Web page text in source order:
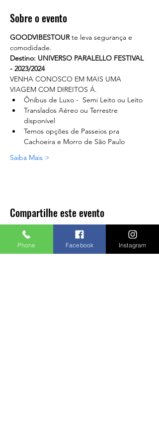
Sobre o evento
GOODVIBESTOUR te leva segurança e
comodidade.
Destino: UNIVERSO PARALELLO FESTIVAL
- 2023/2024
VENHA CONOSCO EM MAIS UMA
VIAGEM COM DIREITOS Á.
Ônibus de Luxo -  Semi Leito ou Leito
Translados Aéreo ou Terrestre
disponível
Temos opções de Passeios pra
Cachoeira e Morro de São Paulo
Saiba Mais >
Compartilhe este evento
Phone Facebook Instagram